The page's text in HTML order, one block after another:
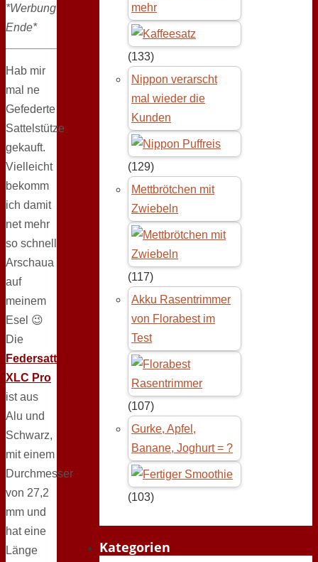
*Werbung
Ende*
Hab mir
mal ne
Gefederte
Sattelstütze
gekauft.
Vielleicht
bekomm
ich damit
net mehr
so schnell
Arschaua
auf
meinem
Esel 😉
Die
Federsattelstütze
XLC Pro
ist aus
Alu und
Schwarz,
mit einem
Durchmesser
von 27,2
mm und
hat eine
Länge
mehr
(133)
Nippon verarscht
mal wieder die
Kunden
(129)
Mettbrötchen mit
Zwiebeln
(117)
Akku Rasentrimmer
von Florabest im
Test
(107)
Gurke, Apfel,
Banane, Joghurt = ?
(103)
Kategorien